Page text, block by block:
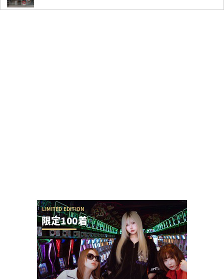
「お宅の奥さん、何回も抱きましたよ」と言って
いた演者さん、TOWANIてんぴーさんだと暴露...